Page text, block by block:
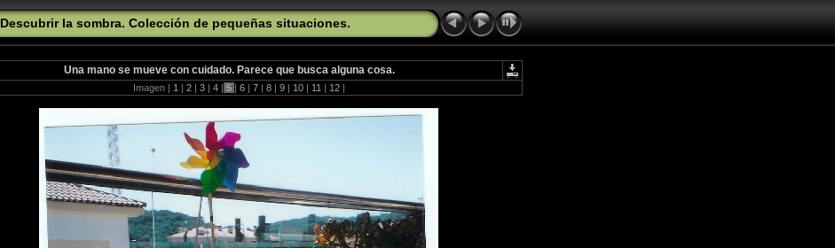
Descubrir la sombra. Colección de pequeñas situaciones.
Una mano se mueve con cuidado. Parece que busca alguna cosa.
Imagen | 1 | 2 | 3 | 4 | 5 | 6 | 7 | 8 | 9 | 10 | 11 | 12 |